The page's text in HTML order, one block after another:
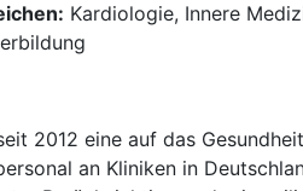
Kardiologie, Innere
2012 eine auf das
an Kliniken in